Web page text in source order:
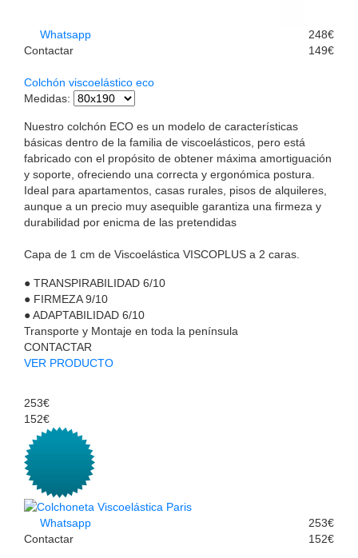
Whatsapp
Contactar
248€
149€
Colchón viscoelástico eco
Medidas:
Nuestro colchón ECO es un modelo de características
básicas dentro de la familia de viscoelásticos, pero está
fabricado con el propósito de obtener máxima amortiguación
y soporte, ofreciendo una correcta y ergonómica postura.
Ideal para apartamentos, casas rurales, pisos de alquileres,
aunque a un precio muy asequible garantiza una firmeza y
durabilidad por enicma de las pretendidas
Capa de 1 cm de Viscoelástica VISCOPLUS a 2 caras.
● TRANSPIRABILIDAD 6/10
● FIRMEZA 9/10
●ADAPTABILIDAD 6/10
Transporte y Montaje en toda la península
CONTACTAR
VER PRODUCTO
253€
152€
Whatsapp
Contactar
253€
152€